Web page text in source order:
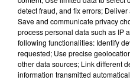
detect fraud, and fix errors;
Save and communicate privacy
process personal data such as IP
following functionalities: Identify
requested; Use precise
other data sources; Link different
information transmitted